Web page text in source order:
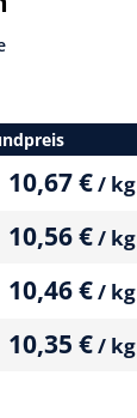
10,67 €/ kg
10,56 €/ kg
10,46 €/ kg
10,35 €/ kg